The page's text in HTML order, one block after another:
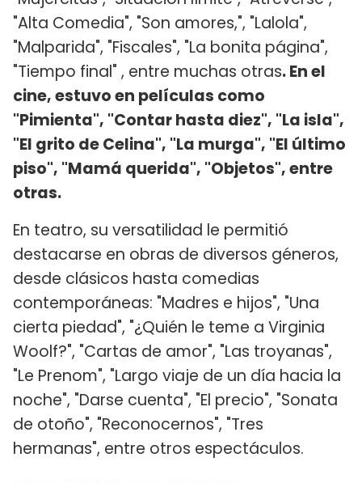
"Alta Comedia", "Son amores,", "Lalola",
"Malparida", "Fiscales", "La bonita página",
"Tiempo final" , entre muchas otras. En el
cine, estuvo en películas como
"Pimienta", "Contar hasta diez", "La isla",
"El grito de Celina", "La murga", "El último
piso", "Mamá querida", "Objetos", entre
otras.
En teatro, su versatilidad le permitió
destacarse en obras de diversos géneros,
desde clásicos hasta comedias
contemporáneas: "Madres e hijos", "Una
cierta piedad", "¿Quién le teme a Virginia
Woolf?", "Cartas de amor", "Las troyanas",
"Le Prenom", "Largo viaje de un día hacia la
noche", "Darse cuenta", "El precio", "Sonata
de otoño", "Reconocernos", "Tres
hermanas", entre otros espectáculos.